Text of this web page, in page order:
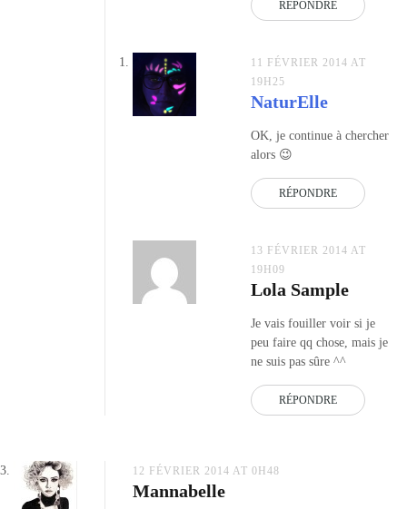
RÉPONDRE
11 FÉVRIER 2014 AT
19H25
NaturElle
OK, je continue à chercher
alors 😉
RÉPONDRE
13 FÉVRIER 2014 AT
19H09
Lola Sample
Je vais fouiller voir si je
peu faire qq chose, mais je
ne suis pas sûre ^^
RÉPONDRE
12 FÉVRIER 2014 AT 0H48
Mannabelle